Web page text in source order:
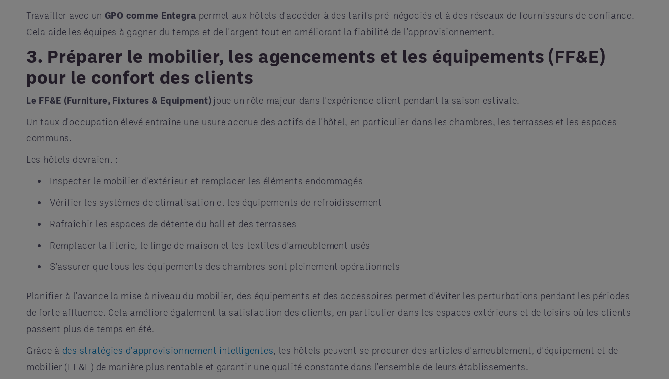
Travailler avec un GPO comme Entegra permet aux hôtels d'accéder à des tarifs pré-négociés et à des réseaux de fournisseurs de confiance.
Cela aide les équipes à gagner du temps et de l'argent tout en améliorant la fiabilité de l'approvisionnement.
3. Préparer le mobilier, les agencements et les équipements (FF&E)
pour le confort des clients
Le FF&E (Furniture, Fixtures & Equipment)joue un rôle majeur dans l'expérience client pendant la saison estivale.
Un taux d'occupation élevé entraîne une usure accrue des actifs de l'hôtel, en particulier dans les chambres, les terrasses et les espaces
communs.
Les hôtels devraient :
Inspecter le mobilier d'extérieur et remplacer les éléments endommagés
Vérifier les systèmes de climatisation et les équipements de refroidissement
Rafraîchir les espaces de détente du hall et des terrasses
Remplacer la literie, le linge de maison et les textiles d'ameublement usés
S'assurer que tous les équipements des chambres sont pleinement opérationnels
Planifier à l'avance la mise à niveau du mobilier, des équipements et des accessoires permet d'éviter les perturbations pendant les périodes
de forte affluence. Cela améliore également la satisfaction des clients, en particulier dans les espaces extérieurs et de loisirs où les clients
passent plus de temps en été.
Grâce à des stratégies d'approvisionnement intelligentes, les hôtels peuvent se procurer des articles d'ameublement, d'équipement et de
mobilier (FF&E) de manière plus rentable et garantir une qualité constante dans l'ensemble de leurs établissements.